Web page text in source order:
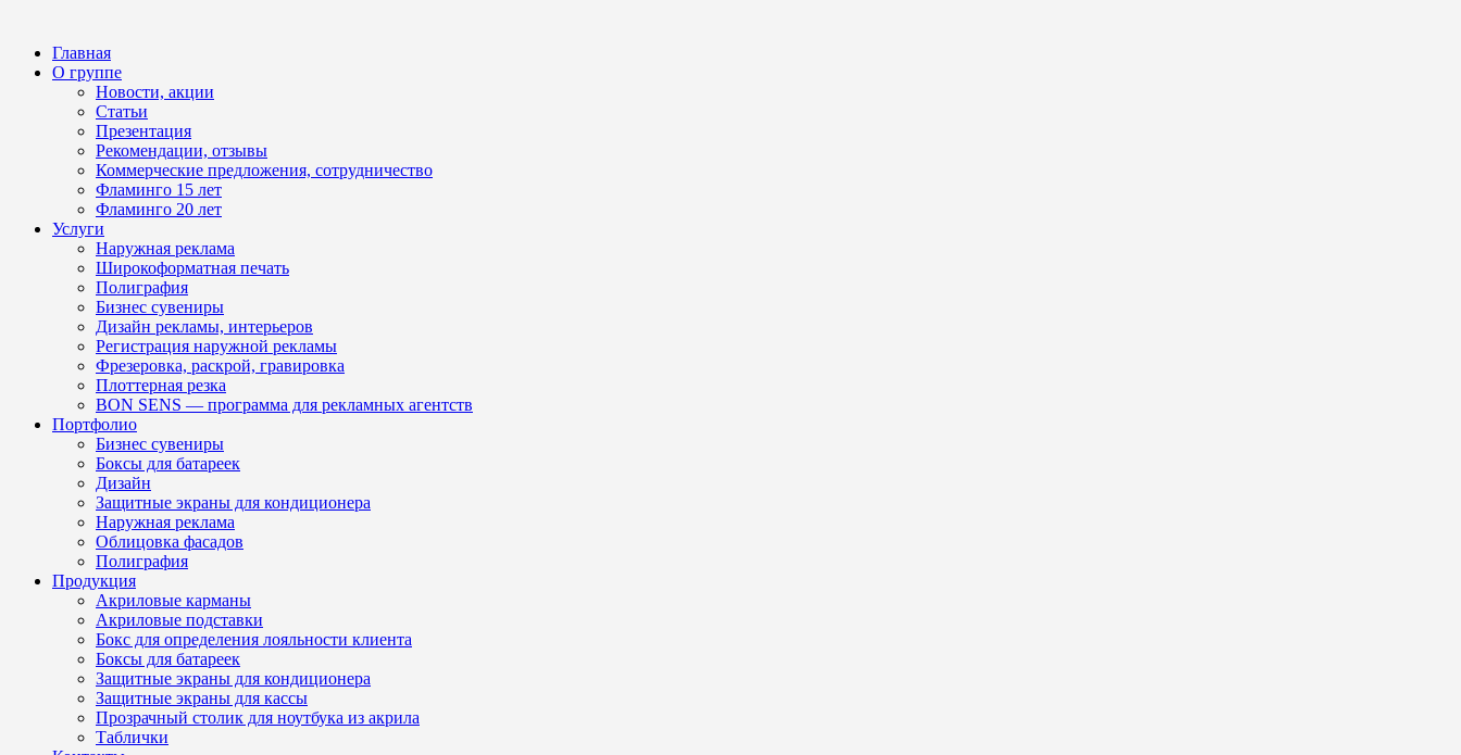
Главная
О группе
Новости, акции
Статьи
Презентация
Рекомендации, отзывы
Коммерческие предложения, сотрудничество
Фламинго 15 лет
Фламинго 20 лет
Услуги
Наружная реклама
Широкоформатная печать
Полиграфия
Бизнес сувениры
Дизайн рекламы, интерьеров
Регистрация наружной рекламы
Фрезеровка, раскрой, гравировка
Плоттерная резка
BON SENS — программа для рекламных агентств
Портфолио
Бизнес сувениры
Боксы для батареек
Дизайн
Защитные экраны для кондиционера
Наружная реклама
Облицовка фасадов
Полиграфия
Продукция
Акриловые карманы
Акриловые подставки
Бокс для определения лояльности клиента
Боксы для батареек
Защитные экраны для кондиционера
Защитные экраны для кассы
Прозрачный столик для ноутбука из акрила
Таблички